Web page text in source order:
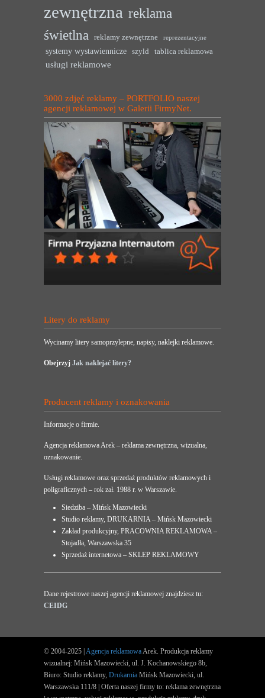
zewnętrzna reklama
świetlna
reklamy zewnętrzne reprezentacyjne
systemy wystawiennicze szyld tablica reklamowa
usługi reklamowe
3000 zdjęć reklamy – PORTFOLIO naszej
agencji reklamowej w Galerii FirmyNet.
Litery do reklamy
Wycinamy litery samoprzylepne, napisy, naklejki reklamowe.
Obejrzyj Jak naklejać litery?
Producent reklamy i oznakowania
Informacje o firmie.
Agencja reklamowa Arek – reklama zewnętrzna, wizualna,
oznakowanie.
Usługi reklamowe oraz sprzedaż produktów reklamowych i
poligraficznych – rok zał. 1988 r. w Warszawie.
Siedziba – Mińsk Mazowiecki
Studio reklamy, DRUKARNIA – Mińsk Mazowiecki
Zakład produkcyjny, PRACOWNIA REKLAMOWA –
Stojadła, Warszawska 35
Sprzedaż internetowa – SKLEP REKLAMOWY
Dane rejestrowe naszej agencji reklamowej znajdziesz tu:
CEIDG
© 2004-2025 | Agencja reklamowaArek. Produkcja reklamy
wizualnej: Mińsk Mazowiecki, ul. J. Kochanowskiego 8b,
Biuro: Studio reklamy, Drukarnia Mińsk Mazowiecki, ul.
Warszawska 111/8 | Oferta naszej firmy to: reklama zewnętrzna